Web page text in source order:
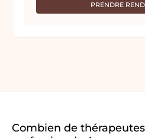
PRENDRE
Combien de